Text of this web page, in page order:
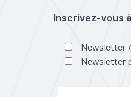
Inscrivez-vous
Newsletter
Newsletter